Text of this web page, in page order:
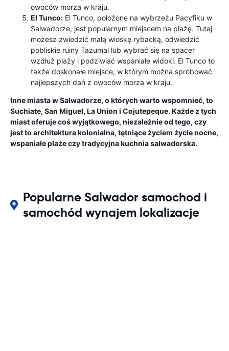
owoców morza w kraju.
El Tunco: El Tunco, położone na wybrzeżu Pacyfiku w
Salwadorze, jest popularnym miejscem na plażę. Tutaj
możesz zwiedzić małą wioskę rybacką, odwiedzić
pobliskie ruiny Tazumal lub wybrać się na spacer
wzdłuż plaży i podziwiać wspaniałe widoki. El Tunco to
także doskonałe miejsce, w którym można spróbować
najlepszych dań z owoców morza w kraju.
Inne miasta w Salwadorze, o których warto wspomnieć, to
Suchiate, San Miguel, La Union i Cojutepeque. Każde z tych
miast oferuje coś wyjątkowego, niezależnie od tego, czy
jest to architektura kolonialna, tętniące życiem życie nocne,
wspaniałe plaże czy tradycyjna kuchnia salwadorska.
Popularne Salwador samochod i
samochód wynajem lokalizacje